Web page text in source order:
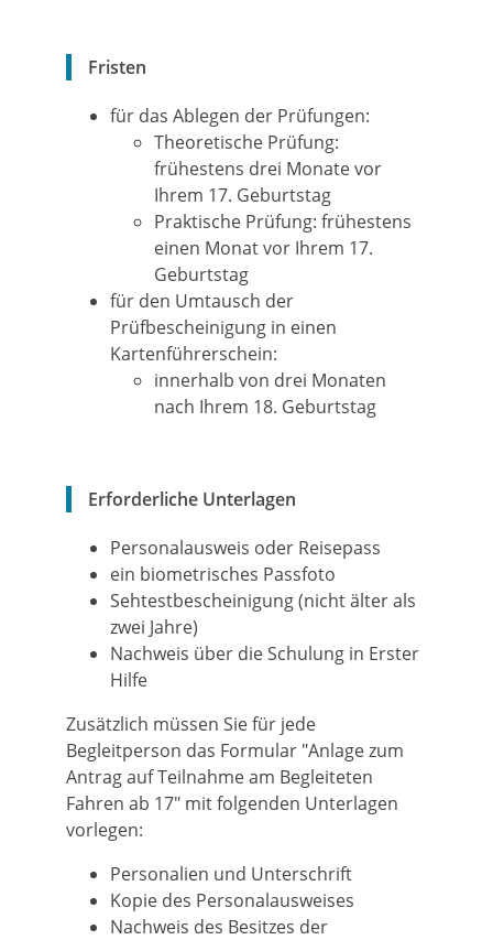
Fristen
für das Ablegen der Prüfungen:
Theoretische Prüfung:
frühestens drei Monate vor
Ihrem 17. Geburtstag
Praktische Prüfung: frühestens
einen Monat vor Ihrem 17.
Geburtstag
für den Umtausch der
Prüfbescheinigung in einen
Kartenführerschein:
innerhalb von drei Monaten
nach Ihrem 18. Geburtstag
Erforderliche Unterlagen
Personalausweis oder Reisepass
ein biometrisches Passfoto
Sehtestbescheinigung (nicht älter als
zwei Jahre)
Nachweis über die Schulung in Erster
Hilfe
Zusätzlich müssen Sie für jede
Begleitperson das Formular "Anlage zum
Antrag auf Teilnahme am Begleiteten
Fahren ab 17" mit folgenden Unterlagen
vorlegen:
Personalien und Unterschrift
Kopie des Personalausweises
Nachweis des Besitzes der